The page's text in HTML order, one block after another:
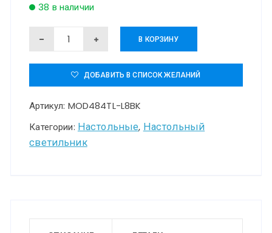
38 в наличии
Количество
Настольный
светильник
Maytoni
MOD484TL-
L8BK
В КОРЗИНУ
ДОБАВИТЬ В СПИСОК ЖЕЛАНИЙ
Артикул: MOD484TL-L8BK
Категории: Настольные, Настольный
светильник